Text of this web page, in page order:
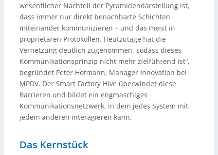
wesentlicher Nachteil der Pyramidendarstellung ist,
dass immer nur direkt benachbarte Schichten
miteinander kommunizieren – und das meist in
proprietären Protokollen. Heutzutage hat die
Vernetzung deutlich zugenommen, sodass dieses
Kommunikationsprinzip nicht mehr zielführend ist“,
begründet Peter Hofmann, Manager Innovation bei
MPDV. Der Smart Factory Hive überwindet diese
Barrieren und bildet ein engmaschiges
Kommunikationsnetzwerk, in dem jedes System mit
jedem anderen interagieren kann.
Das Kernstück